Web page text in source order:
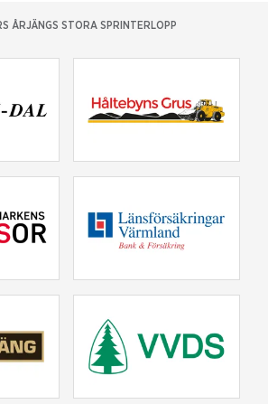
ÅRJÄNGS STORA SPRINTERLOPP